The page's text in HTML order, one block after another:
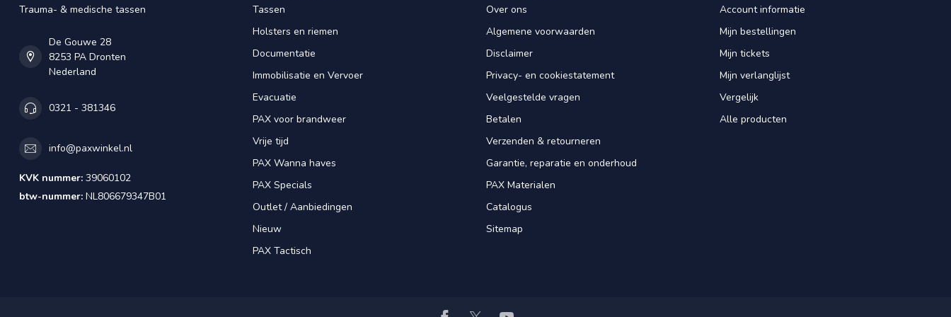
Trauma- & medische tassen
De Gouwe 28
8253 PA Dronten
Nederland
0321 - 381346
info@paxwinkel.nl
KVK nummer: 39060102
btw-nummer: NL806679347B01
Tassen
Holsters en riemen
Documentatie
Immobilisatie en Vervoer
Evacuatie
PAX voor brandweer
Vrije tijd
PAX Wanna haves
PAX Specials
Outlet / Aanbiedingen
Nieuw
PAX Tactisch
Over ons
Algemene voorwaarden
Disclaimer
Privacy- en cookiestatement
Veelgestelde vragen
Betalen
Verzenden & retourneren
Garantie, reparatie en onderhoud
PAX Materialen
Catalogus
Sitemap
Account informatie
Mijn bestellingen
Mijn tickets
Mijn verlanglijst
Vergelijk
Alle producten